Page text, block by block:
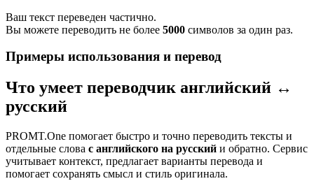
Ваш текст переведен частично.
Вы можете переводить не более 5000 символов за один раз.
Примеры использования и перевод
Что умеет переводчик английский ↔
русский
PROMT.One помогает быстро и точно переводить тексты и
отдельные слова с английского на русский и обратно. Сервис
учитывает контекст, предлагает варианты перевода и
помогает сохранять смысл и стиль оригинала.